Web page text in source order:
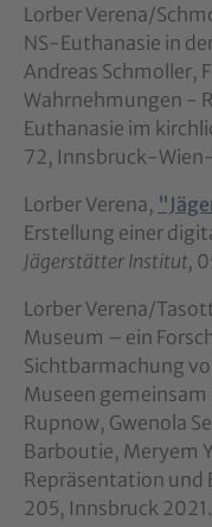
Lorber Verena/
NS-Euthanasie in
Andreas Schmoller,
Wahrnehmungen -
Euthanasie im
72, Innsbruck-
Lorber Verena,
Erstellung einer
Jägerstätter Institut,
Lorber Verena/
Museum – ein
Sichtbarmachung
Museen
Rupnow, Gwenola
Barboutie, Meryem
Repräsentation und
205, Innsbruck 2021.